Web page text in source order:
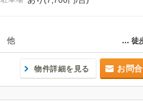
… 徒
他
物件詳細を見る お問